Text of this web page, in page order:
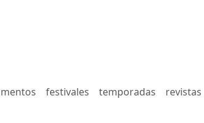
festivales temporadas revistas